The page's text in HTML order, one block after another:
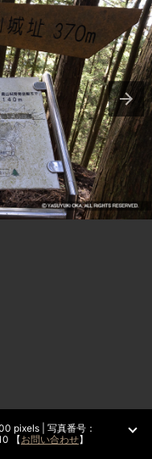
pixels | 写真番号：
【お問い合わせ】